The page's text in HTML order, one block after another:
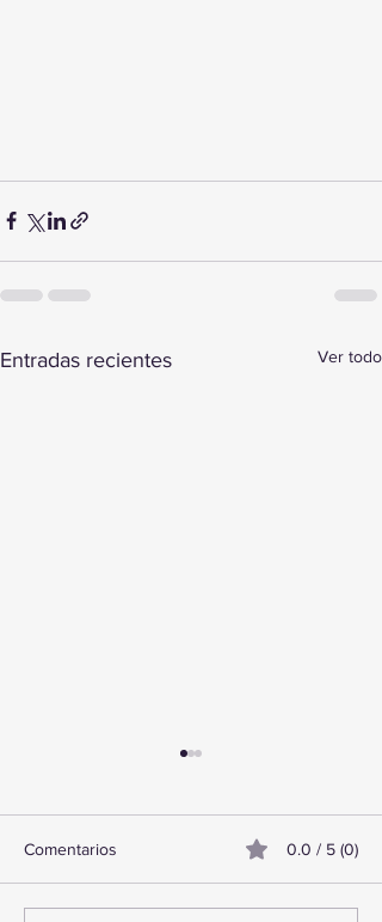
Entradas recientes Ver todo
Comentarios 0.0 / 5 (0)